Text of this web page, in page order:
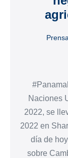
Prensa
Naciones
2022, se
2022 en
día de
sobre